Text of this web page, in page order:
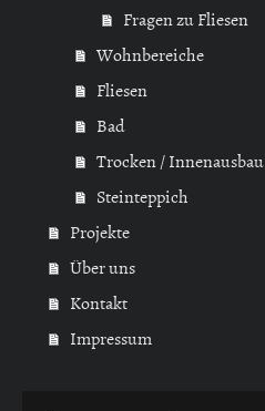
Fragen zu Fliesen
Wohnbereiche
Fliesen
Bad
Trocken / Innenausbau
Steinteppich
Projekte
Über uns
Kontakt
Impressum